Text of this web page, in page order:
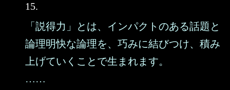
15.
「説得力」とは、インパクトのある話題と
論理明快な論理を、巧みに結びつけ、積み
上げていくことで生まれます。
……